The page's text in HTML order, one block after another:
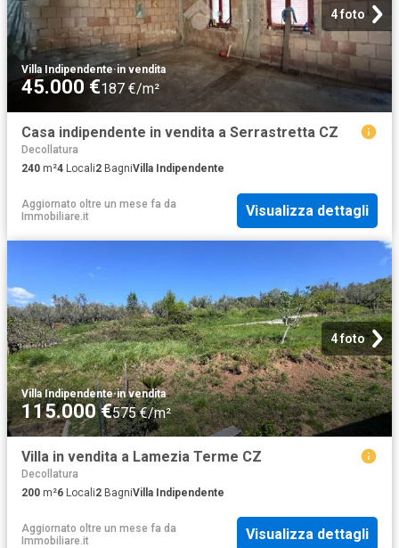
4 foto
Villa Indipendente·in vendita
45.000 €187 €/m²
Casa indipendente in vendita a Serrastretta CZ
Decollatura
240 m²4 Locali2 BagniVilla Indipendente
Aggiornato oltre un mese fa da
Immobiliare.it
Visualizza dettagli
4 foto
Villa Indipendente·in vendita
115.000 €575 €/m²
Villa in vendita a Lamezia Terme CZ
Decollatura
200 m²6 Locali2 BagniVilla Indipendente
Aggiornato oltre un mese fa da
Immobiliare.it
Visualizza dettagli